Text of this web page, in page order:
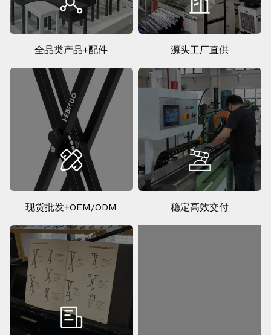
全品类产品+配件 源头工厂直供
现货批发+OEM/ODM 稳定高效交付